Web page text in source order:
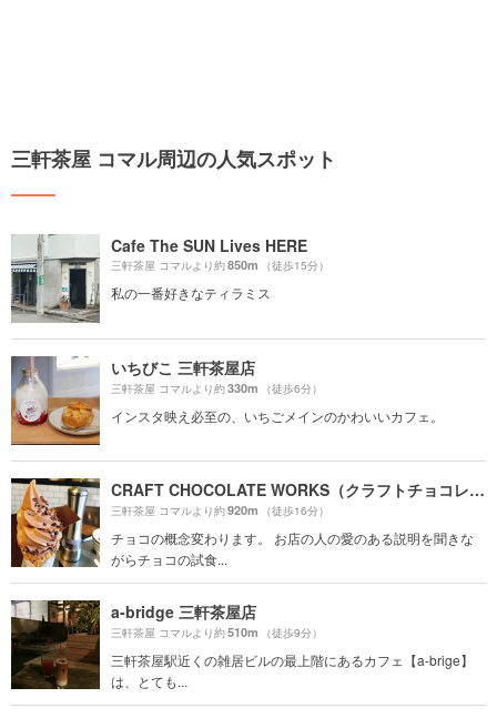
三軒茶屋 コマル周辺の人気スポット
Cafe The SUN Lives HERE
三軒茶屋 コマルより約850m （徒歩15分）
私の一番好きなティラミス
いちびこ 三軒茶屋店
三軒茶屋 コマルより約330m （徒歩6分）
インスタ映え必至の、いちごメインのかわいいカフェ。
CRAFT CHOCOLATE WORKS（クラフトチョコレートワークス）
三軒茶屋 コマルより約920m （徒歩16分）
チョコの概念変わります。 お店の人の愛のある説明を聞きな
がらチョコの試食...
a-bridge 三軒茶屋店
三軒茶屋 コマルより約510m （徒歩9分）
三軒茶屋駅近くの雑居ビルの最上階にあるカフェ【a-brige】
は、とても...